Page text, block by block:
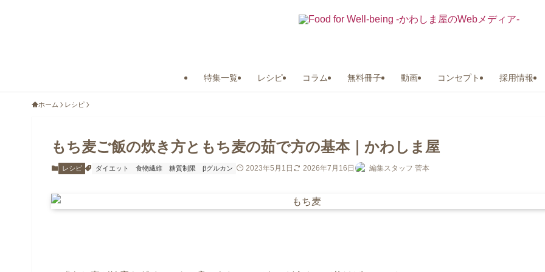
特集一覧 レシピ コラム 無料冊子 動画 コンセプト 採用情報
ホーム レシピ
もち麦ご飯の炊き方ともち麦の茹で方の基本｜かわしま屋
レシピ ダイエット 食物繊維 糖質制限 βグルカン 2023年5月1日 2026年7月16日 編集スタッフ 菅本